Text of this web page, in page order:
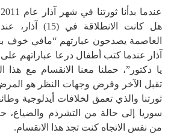
هل كانت
آذار عندما كتب أطفال درعا عباراتهم على
يا دكتور”، حملنا معنا الانقسام مع
تقبل الآخر وفرض وجهات النظر هو
ثورتنا والذي تعمق لخلافات أيدلوجية
سوريا إلى حالة من التشرذم والضياع،
من نفس الاتجاه كنت تجد هذا الانقسام.